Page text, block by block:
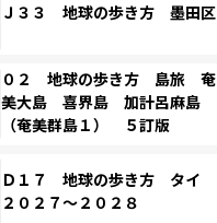
Ｊ３３ 地球の歩き方 墨田区
０２ 地球の歩き方 島旅 奄
美大島 喜界島 加計呂麻島
（奄美群島１） ５訂版
Ｄ１７ 地球の歩き方 タイ
２０２７～２０２８